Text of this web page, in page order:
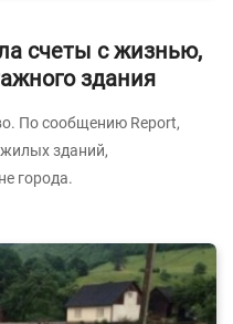
счеты с жизнью,
здания
По сообщению Report,
зданий,
города.